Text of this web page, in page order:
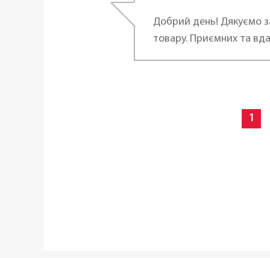
Сумісність з джерелами тепла:
Добрий день! Дякуємо
товару. Приємних та
1